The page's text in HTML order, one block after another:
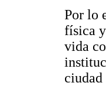
Por lo
física
vida